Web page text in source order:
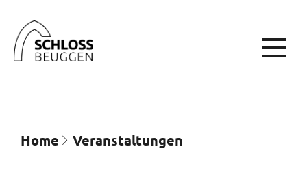
Home Veran­staltungen